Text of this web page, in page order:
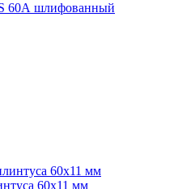
60А шлифованный
60х11 мм